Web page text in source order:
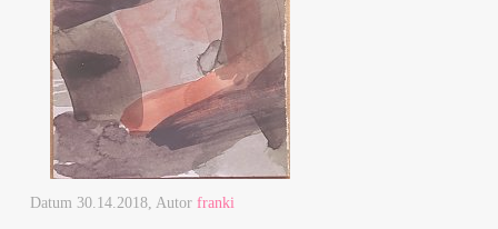
Datum30.14.2018 , Autorfranki